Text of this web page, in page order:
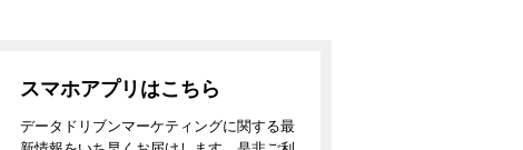
スマホアプリはこちら
データドリブンマーケティングに関する最